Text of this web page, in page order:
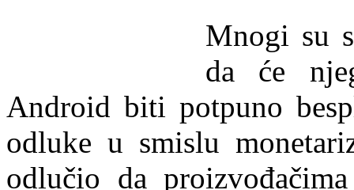
Mnogi su
da će
Android biti potpuno
odluke u smislu
odlučio da